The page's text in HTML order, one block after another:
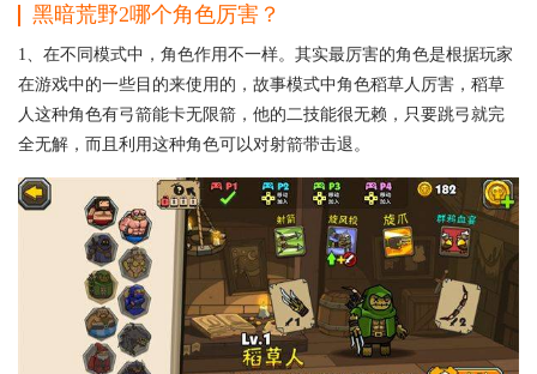
黑暗荒野2哪个角色厉害？
1、在不同模式中，角色作用不一样。其实最厉害的角色是根据玩家
在游戏中的一些目的来使用的，故事模式中角色稻草人厉害，稻草
人这种角色有弓箭能卡无限箭，他的二技能很无赖，只要跳弓就完
全无解，而且利用这种角色可以对射箭带击退。